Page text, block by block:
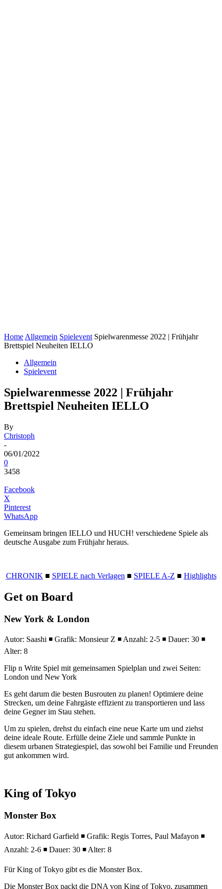
Home Allgemein Spielevent Spielwarenmesse 2022 | Frühjahr
Brettspiel Neuheiten IELLO
Allgemein
Spielevent
Spielwarenmesse 2022 | Frühjahr
Brettspiel Neuheiten IELLO
By
Christoph
-
06/01/2022
0
3458
Facebook
X
Pinterest
WhatsApp
Gemeinsam bringen IELLO und HUCH! verschiedene Spiele als
deutsche Ausgabe zum Frühjahr heraus.
CHRONIK ■ SPIELE nach Verlagen ■ SPIELE A-Z ■ Highlights
Get on Board
New York & London
Autor: Saashi ◾ Grafik: Monsieur Z ◾ Anzahl: 2-5 ◾ Dauer: 30 ◾
Alter: 8
Flip n Write Spiel mit gemeinsamen Spielplan und zwei Seiten:
London und New York
Es geht darum die besten Busrouten zu planen! Optimiere deine
Strecken, um deine Fahrgäste effizient zu transportieren und lass
deine Gegner im Stau stehen.
Um zu spielen, drehst du einfach eine neue Karte um und ziehst
deine ideale Route. Erfülle deine Ziele und sammle Punkte in
diesem urbanen Strategiespiel, das sowohl bei Familie und Freunden
gut ankommen wird.
King of Tokyo
Monster Box
Autor: Richard Garfield ◾ Grafik: Regis Torres, Paul Mafayon ◾
Anzahl: 2-6 ◾ Dauer: 30 ◾ Alter: 8
Für King of Tokyo gibt es die Monster Box.
Die Monster Box packt die DNA von King of Tokyo, zusammen